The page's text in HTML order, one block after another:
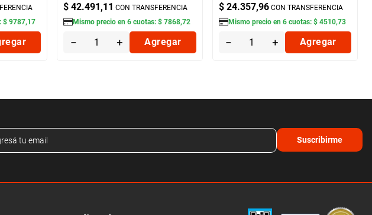
$ 9787,17
$ 42.491,11 CON TRANSFERENCIA
Mismo precio en6 cuotas:$ 7868,72
＋
－ Agregar
$ 24.357,96 CON TRANSFERENCIA
Mismo precio en 6cuotas: $ 4510,73
＋
－ Agregar
Suscribirme